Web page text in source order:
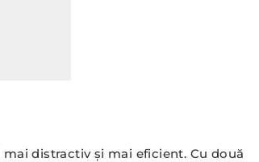
distractiv și mai eficient. Cu două